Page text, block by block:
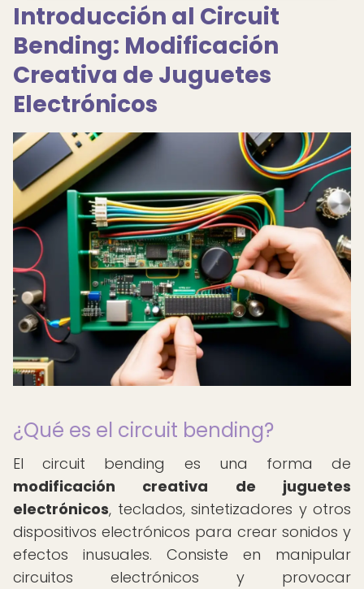
Introducción al Circuit
Bending: Modificación
Creativa de Juguetes
Electrónicos
¿Qué es el circuit bending?
El circuit bending es una forma de
modificación creativa de juguetes
electrónicos, teclados, sintetizadores y otros
dispositivos electrónicos para crear sonidos y
efectos inusuales. Consiste en manipular
circuitos electrónicos y provocar